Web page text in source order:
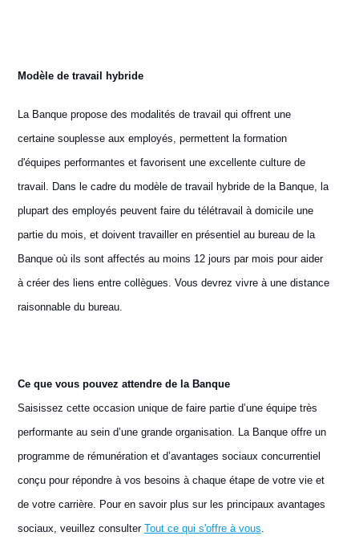
Modèle de travail hybride
La Banque propose des modalités de travail qui offrent une
certaine souplesse aux employés, permettent la formation
d'équipes performantes et favorisent une excellente culture de
travail. Dans le cadre du modèle de travail hybride de la Banque, la
plupart des employés peuvent faire du télétravail à domicile une
partie du mois, et doivent travailler en présentiel au bureau de la
Banque où ils sont affectés au moins 12 jours par mois pour aider
à créer des liens entre collègues. Vous devrez vivre à une distance
raisonnable du bureau.
Ce que vous pouvez attendre de la Banque
Saisissez cette occasion unique de faire partie d’une équipe très
performante au sein d’une grande organisation. La Banque offre un
programme de rémunération et d’avantages sociaux concurrentiel
conçu pour répondre à vos besoins à chaque étape de votre vie et
de votre carrière. Pour en savoir plus sur les principaux avantages
sociaux, veuillez consulter Tout ce qui s'offre à vous.